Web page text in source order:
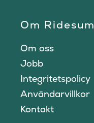
Om Ridesum
Om oss
Jobb
Integritetspolicy
Användarvillkor
Kontakt